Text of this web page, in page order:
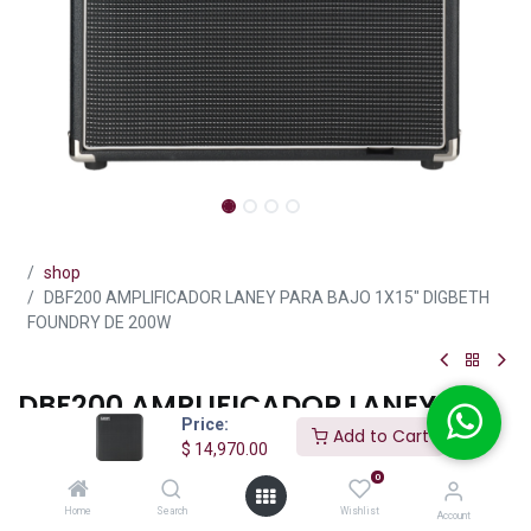
Price:
$ 14,970.00
Add to Cart
Home Search
0
Wishlist Account
shop
DBF200 AMPLIFICADOR LANEY PARA BAJO 1X15" DIGBETH
FOUNDRY DE 200W
DBF200 AMPLIFICADOR LANEY
PARA BAJO 1X15" DIGBETH
FOUNDRY DE 200W
(0 reseña)